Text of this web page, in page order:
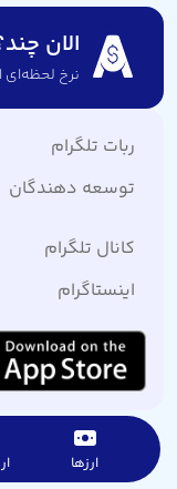
ارزها
الان
نرخ لحظه‌ای
ربات تلگرام
توسعه دهندگان
کانال تلگرام
اینستاگرام